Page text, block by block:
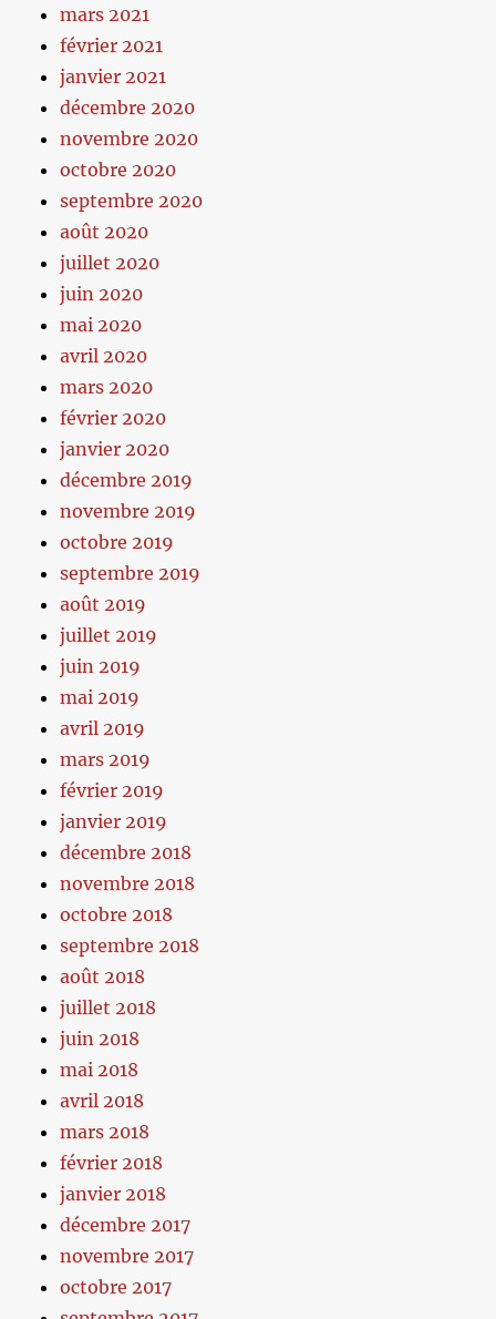
mars 2021
février 2021
janvier 2021
décembre 2020
novembre 2020
octobre 2020
septembre 2020
août 2020
juillet 2020
juin 2020
mai 2020
avril 2020
mars 2020
février 2020
janvier 2020
décembre 2019
novembre 2019
octobre 2019
septembre 2019
août 2019
juillet 2019
juin 2019
mai 2019
avril 2019
mars 2019
février 2019
janvier 2019
décembre 2018
novembre 2018
octobre 2018
septembre 2018
août 2018
juillet 2018
juin 2018
mai 2018
avril 2018
mars 2018
février 2018
janvier 2018
décembre 2017
novembre 2017
octobre 2017